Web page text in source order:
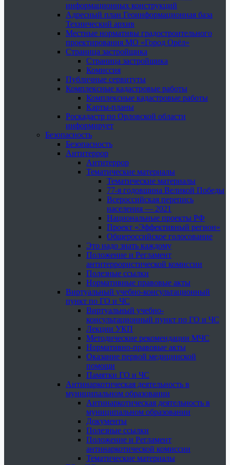
информационных конструкций
Адресный план Геоинформационная база
Технический архив
Местные нормативы градостроительного
проектирования МО «Город Орёл»
Страница застройщика
Страница застройщика
Комиссия
Публичные сервитуты
Комплексные кадастровые работы
Комплексные кадастровые работы
Карты-планы
Роскадастр по Орловской области
информирует
Безопасность
Безопасность
Антитеррор
Антитеррор
Тематические материалы
Тематические материалы
77-я годовщина Великой Победы
Всероссийская перепись
населения — 2021
Национальные проекты РФ
Проект «Эффективный регион»
Общероссийское голосование
Это надо знать каждому
Положение и Регламент
антитеррористической комиссии
Полезные ссылки
Нормативные правовые акты
Виртуальный учебно-консультационный
пункт по ГО и ЧС
Виртуальный учебно-
консультационный пункт по ГО и ЧС
Лекции УКП
Методические рекомендации МЧС
Нормативно-правовые акты
Оказание первой медицинской
помощи
Памятки ГО и ЧС
Антинаркотическая деятельность в
муниципальном образовании
Антинаркотическая деятельность в
муниципальном образовании
Документы
Полезные ссылки
Положение и Регламент
антинаркотической комиссии
Тематические материалы